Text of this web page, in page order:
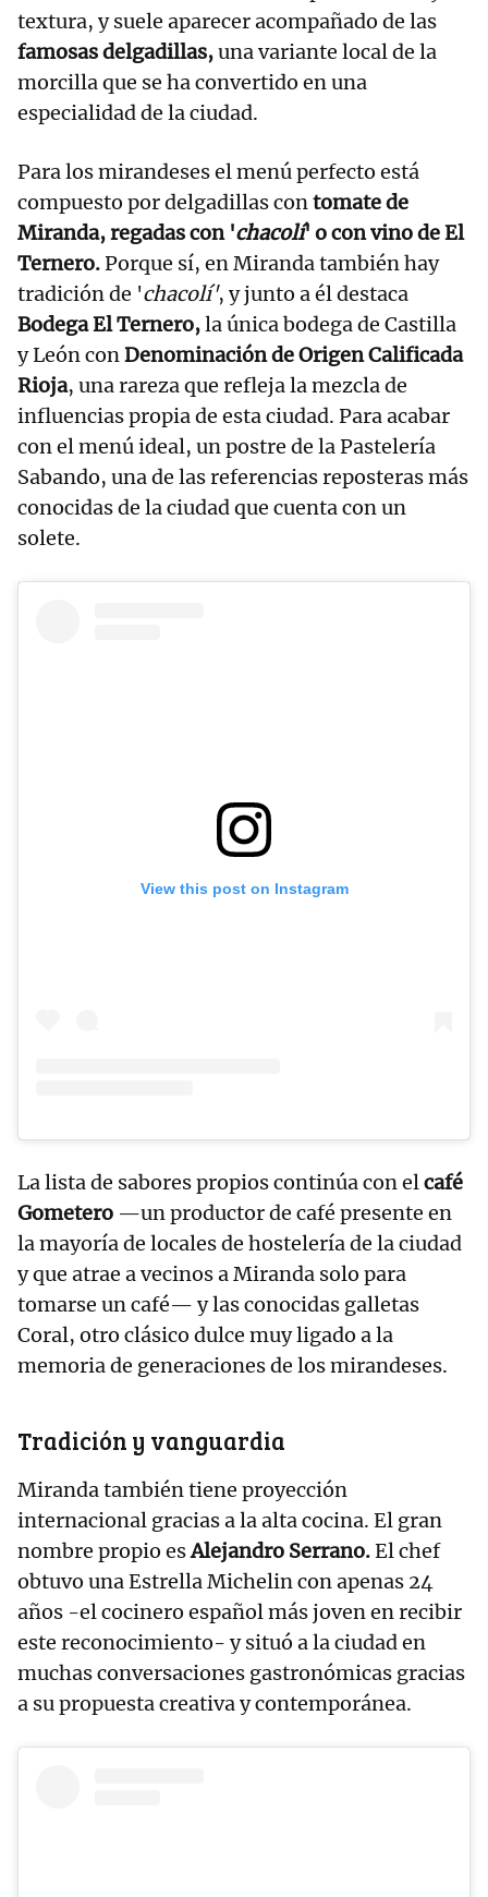
textura, y suele aparecer acompañado de las
famosas delgadillas,una variante local de la
morcilla que se ha convertido en una
especialidad de la ciudad.
Para los mirandeses el menú perfecto está
compuesto por delgadillas contomate de
Miranda, regadas con 'chacolí' o con vino de El
Ternero.Porque sí, en Miranda también hay
tradición de 'chacolí', y junto a él destaca
Bodega El Ternero,la única bodega de Castilla
y León conDenominación de Origen Calificada
Rioja, una rareza que refleja la mezcla de
influencias propia de esta ciudad. Para acabar
con el menú ideal, un postre de la Pastelería
Sabando, una de las referencias reposteras más
conocidas de la ciudad que cuenta con un
solete.
View this post on Instagram
La lista de sabores propios continúa con elcafé
Gometero —un productor de café presente en
la mayoría de locales de hostelería de la ciudad
y que atrae a vecinos a Miranda solo para
tomarse un café— y las conocidas galletas
Coral, otro clásico dulce muy ligado a la
memoria de generaciones de los mirandeses.
Tradición y vanguardia
Miranda también tiene proyección
internacional gracias a la alta cocina. El gran
nombre propio esAlejandro Serrano.El chef
obtuvo una Estrella Michelin con apenas 24
años -el cocinero español más joven en recibir
este reconocimiento- y situó a la ciudad en
muchas conversaciones gastronómicas gracias
a su propuesta creativa y contemporánea.